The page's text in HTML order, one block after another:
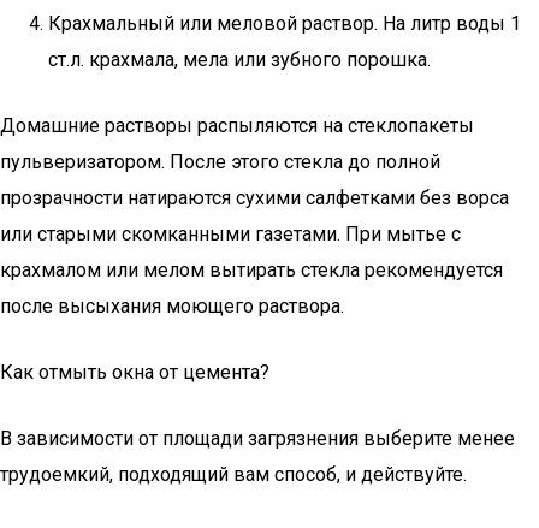
Крахмальный или меловой раствор. На литр воды 1
ст.л. крахмала, мела или зубного порошка.
Домашние растворы распыляются на стеклопакеты
пульверизатором. После этого стекла до полной
прозрачности натираются сухими салфетками без ворса
или старыми скомканными газетами. При мытье с
крахмалом или мелом вытирать стекла рекомендуется
после высыхания моющего раствора.
Как отмыть окна от цемента?
В зависимости от площади загрязнения выберите менее
трудоемкий, подходящий вам способ, и действуйте.